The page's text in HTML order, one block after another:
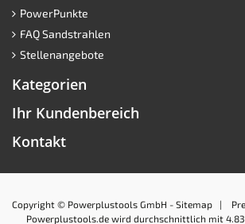
PowerPunkte
FAQ Sandstrahlen
Stellenangebote
Kategorien
Ihr Kundenbereich
Kontakt
Copyright © Powerplustools GmbH - Sitemap |
Powerplustools.de wird durchschnittlich mit 4.83